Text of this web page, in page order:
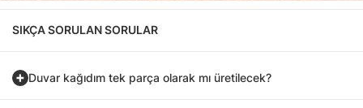
SIKÇA SORULAN SORULAR
Duvar kağıdım tek parça olarak mı üretilecek?